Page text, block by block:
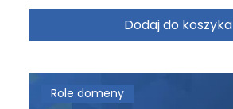
Dodaj do koszyka
Role domeny